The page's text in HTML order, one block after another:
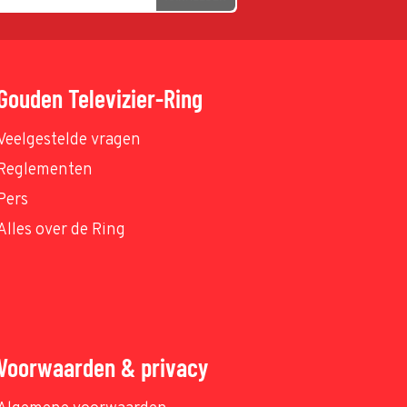
Televizier-Ring
vragen
over de Ring
& privacy